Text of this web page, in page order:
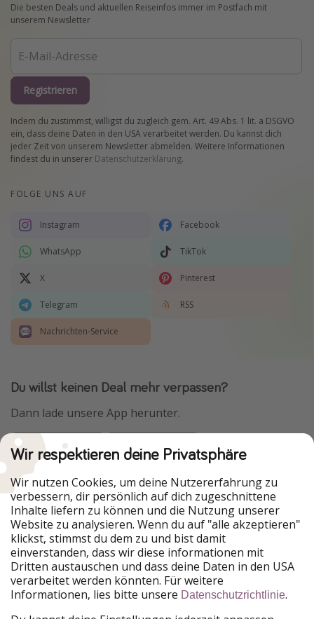
Die besten Deals und aktuellen Reiseinfos immer im Postfach mit
unserem Newsletter
Registrieren
Indem du zustimmst, willigst du zugleich gem. Art. 49 Abs. 1 lit. a DSGVO
ein, dass deine Daten in den USA verarbeitet werden. Du kannst dich
jeder Zeit von unserem Newsletter abmelden. Weitere Informationen
findest du in unserer Datenschutzerklärung.
FOLGE UNS AUF
Instagram Facebook
WhatsApp TikTok
X Pinterest
Telegram RSS
Nachrichten-Service
Du willst keinen Deal mehr verpassen?
Dann lade unsere App herunter.
Urlaubspiraten ist Teil der HolidayPirates Group
Unsere Märkte
PiratinViaggio
HolidayPirates
VakantiePiraten
WakacyjniPiraci
VoyagesPirates
Ferienpiraten
Urlaubspiraten
ViajerosPiratas
TravelPirates
Wir respektieren deine Privatsphäre
Wir nutzen Cookies, um deine Nutzererfahrung zu
verbessern, dir persönlich auf dich zugeschnittene
Inhalte liefern zu können und die Nutzung unserer
Website zu analysieren. Wenn du auf "alle akzeptieren"
klickst, stimmst du dem zu und bist damit
einverstanden, dass wir diese informationen mit
Dritten austauschen und dass deine Daten in den USA
verarbeitet werden könnten. Für weitere
Informationen, lies bitte unsere Datenschutzrichtlinie.